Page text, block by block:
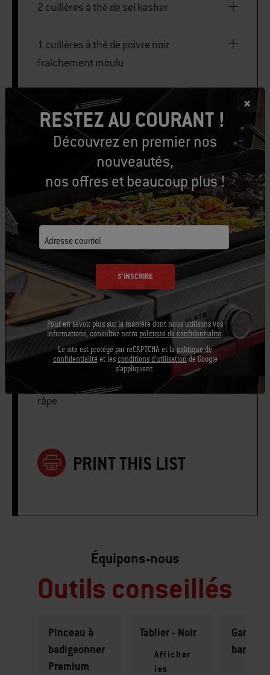
2 cuillères à thé de sel kasher
1 cuillères à thé de poivre noir
fraîchement moulu
1 cuillères à thé de thym sec
Huile d’olive extra-vierge
3 cuillères à table de ketchup
3 cuillères à table de pâte de tomates
1 cuillères à thé de sauce Worcestershire
12 slices challah, each about 12-
millimeters thick
râpe
PRINT THIS LIST
Équipons-nous
Outils conseillés
Pinceau à
badigeonner
Premium
Tablier - Noir
Afficher
les
Gant de
RESTEZ AU COURANT !
Découvrez en premier nos
nouveautés,
nos offres et beaucoup plus !
Adresse courriel
S'INSCRIRE
Pour en savoir plus sur la manière dont nous utilisons vos
informations, consultez notre politique de confidentialité
Le site est protégé par reCAPTCHA et lapolitique de
confidentialité et les conditions d'utilisationde Google
s'appliquent.